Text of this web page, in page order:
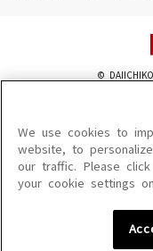
©
このサイトに掲載されている
を問わず、著作権法の定める範
を禁じます。
楽曲及びコンテンツは、機種に
楽曲及びコンテンツの配信日、
We use cookies to
website, to
our traffic. Please
your cookie settings